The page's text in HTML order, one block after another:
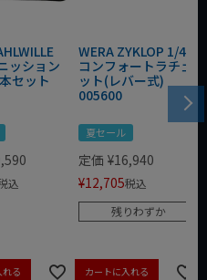
ッション
セット
込
れる
WERA ZYKLOP 1/4"
コンフォートラチェ
ット(レバー式)
005600
夏セール
定価 ¥16,940
¥12,705税込
残りわずか
カートに入れる